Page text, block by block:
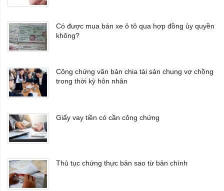
Có được mua bán xe ô tô qua hợp đồng ủy quyền
không?
Công chứng văn bản chia tài sản chung vợ chồng
trong thời kỳ hôn nhân
Giấy vay tiền có cần công chứng
Thủ tục chứng thực bản sao từ bản chính